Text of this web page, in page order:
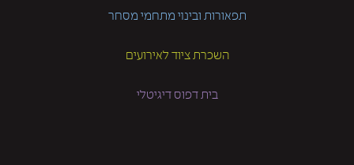
תפאורות ובינוי מתחמי מסחר
השכרת ציוד לאירועים
בית דפוס דיגיטלי